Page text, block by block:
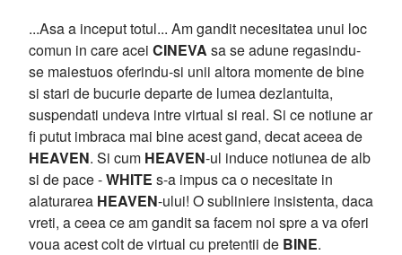
...Asa a inceput totul... Am gandit necesitatea unui loc
comun in care acei CINEVA sa se adune regasindu-
se maiestuos oferindu-si unii altora momente de bine
si stari de bucurie departe de lumea dezlantuita,
suspendati undeva intre virtual si real. Si ce notiune ar
fi putut imbraca mai bine acest gand, decat aceea de
HEAVEN. Si cum HEAVEN-ul induce notiunea de alb
si de pace -WHITE s-a impus ca o necesitate in
alaturarea HEAVEN-ului! O subliniere insistenta, daca
vreti, a ceea ce am gandit sa facem noi spre a va oferi
voua acest colt de virtual cu pretentii de BINE.